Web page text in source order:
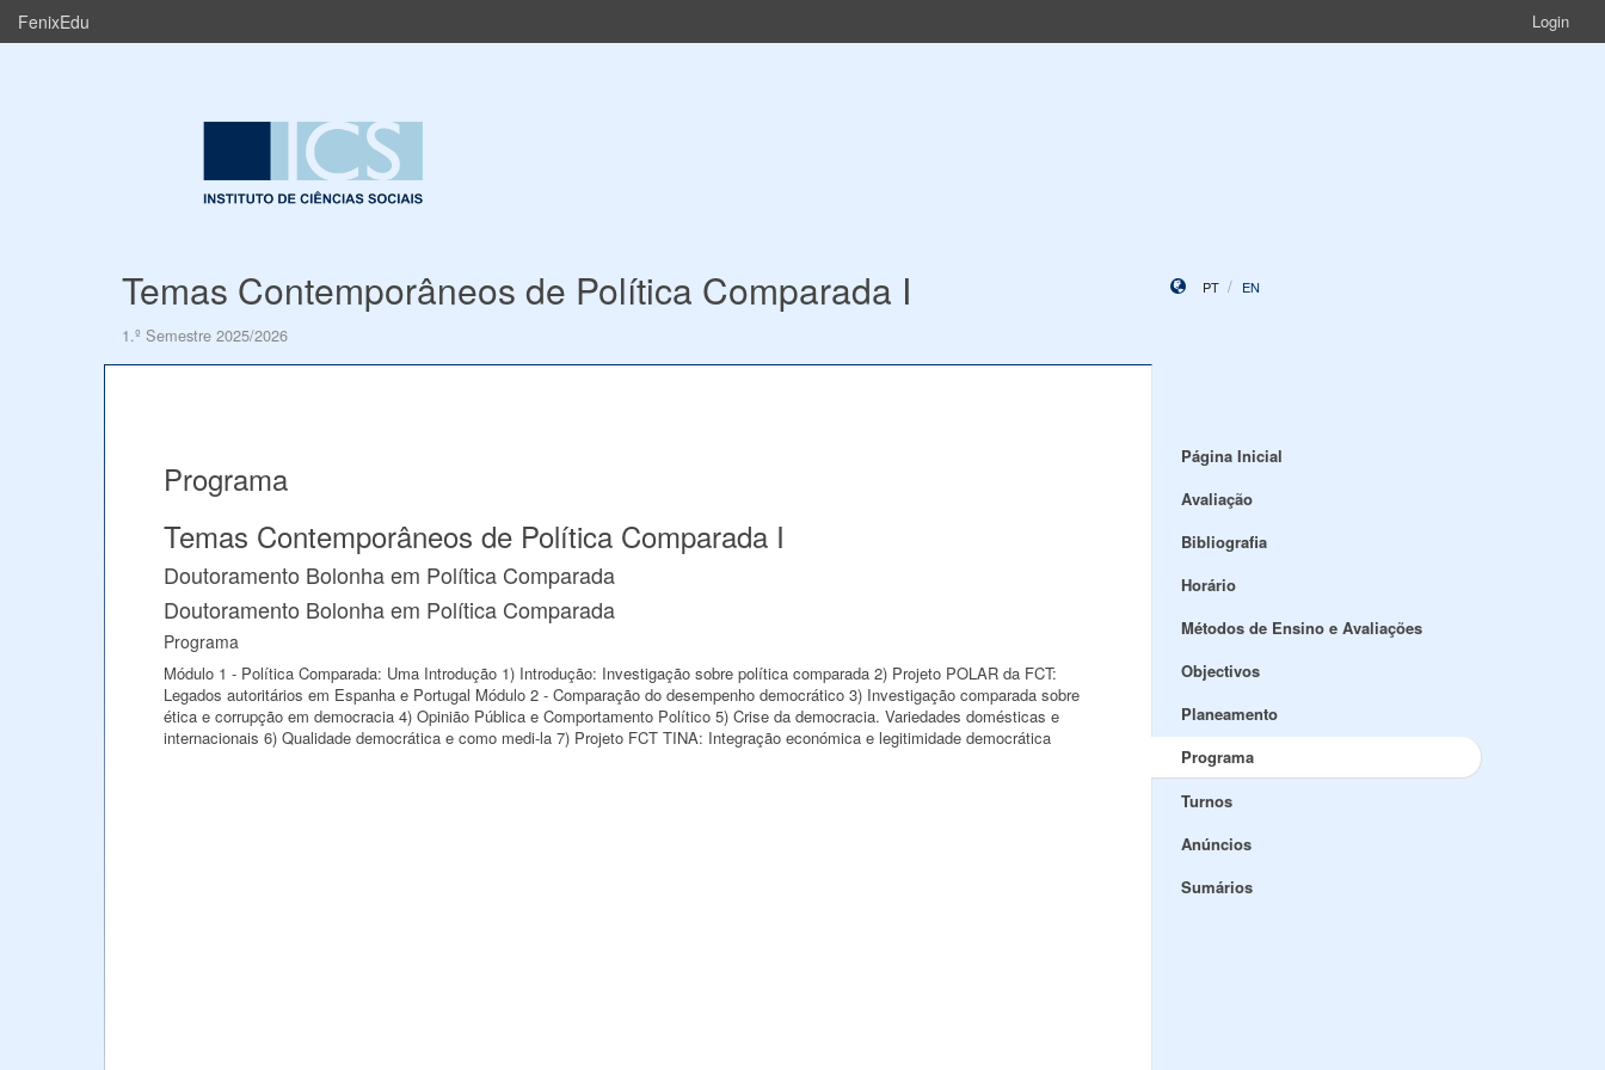
FenixEdu Login
Temas Contemporâneos de Política Comparada I
1.º Semestre 2025/2026
PT EN
Programa
Temas Contemporâneos de Política Comparada I
Doutoramento Bolonha em Política Comparada
Doutoramento Bolonha em Política Comparada
Programa
Módulo 1 - Política Comparada: Uma Introdução 1) Introdução: Investigação sobre política comparada 2) Projeto POLAR da FCT:
Legados autoritários em Espanha e Portugal Módulo 2 - Comparação do desempenho democrático 3) Investigação comparada sobre
ética e corrupção em democracia 4) Opinião Pública e Comportamento Político 5) Crise da democracia. Variedades domésticas e
internacionais 6) Qualidade democrática e como medi-la 7) Projeto FCT TINA: Integração económica e legitimidade democrática
Página Inicial
Avaliação
Bibliografia
Horário
Métodos de Ensino e Avaliações
Objectivos
Planeamento
Programa
Turnos
Anúncios
Sumários